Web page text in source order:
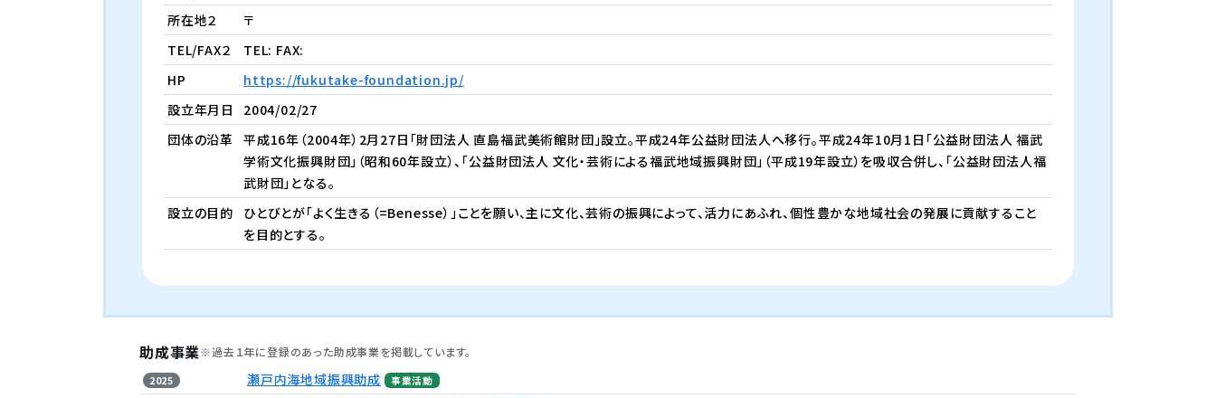
所在地２
〒
TEL/FAX２
TEL: FAX:
HP
https://fukutake-foundation.jp/
設立年月日
2004/02/27
団体の沿革
平成16年（2004年）2月27日「財団法人 直島福武美術館財団」設立。平成24年公益財団法人へ移行。平成24年10月1日「公益財団法人 福武
学術文化振興財団」（昭和60年設立）、「公益財団法人 文化・芸術による福武地域振興財団」（平成19年設立）を吸収合併し、「公益財団法人福
武財団」となる。
設立の目的
ひとびとが「よく生きる（=Benesse）」ことを願い、主に文化、芸術の振興によって、活力にあふれ、個性豊かな地域社会の発展に貢献すること
を目的とする。
助成事業※過去１年に登録のあった助成事業を掲載しています。
2025 瀬戸内海地域振興助成 事業活動